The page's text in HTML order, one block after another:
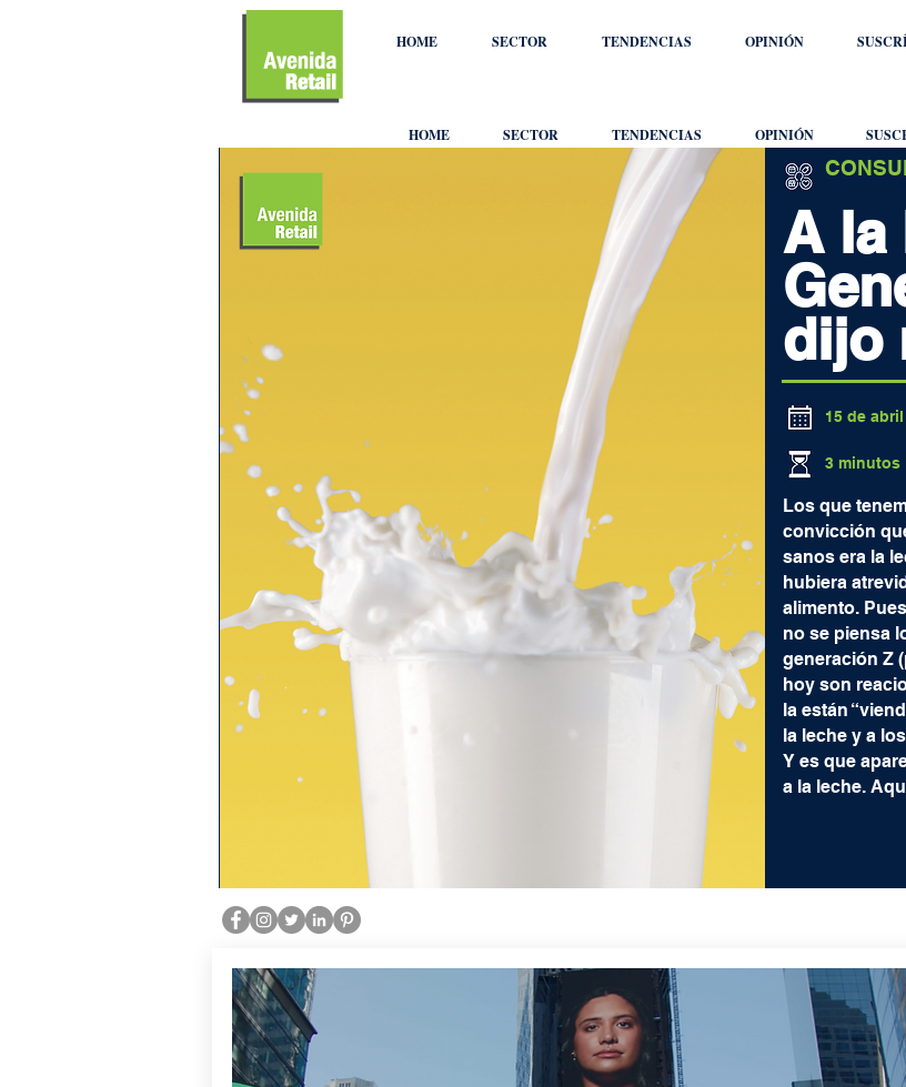
HOME SECTOR TENDENCIAS OPINIÓN
HOME SECTOR TENDENCIAS OPINIÓN
A la
dijo
15 de abril
3 minutos
Los que
convicción
sanos era la
hubiera
alimento.
no se piensa
generación Z
hoy son
la están
la leche y a
Y es que
a la leche.